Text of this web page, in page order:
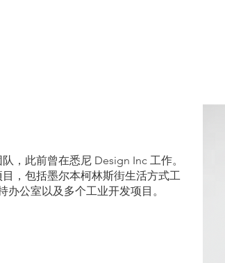
，此前曾在悉尼 Design Inc 工作。
，包括墨尔本柯林斯街生活方式工
公室以及多个工业开发项目。